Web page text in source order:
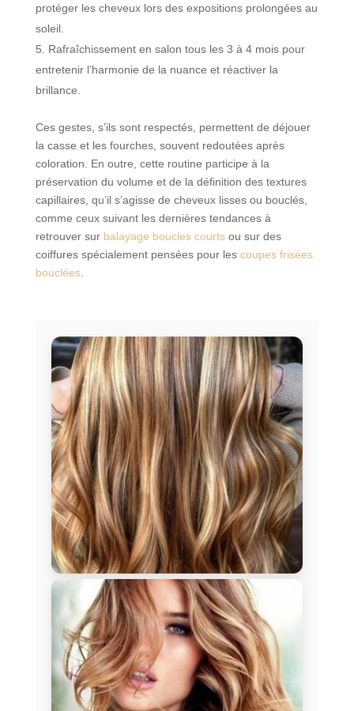
protéger les cheveux lors des expositions prolongées au
soleil.
Rafraîchissement en salon tous les 3 à 4 mois pour
entretenir l’harmonie de la nuance et réactiver la
brillance.
Ces gestes, s’ils sont respectés, permettent de déjouer
la casse et les fourches, souvent redoutées après
coloration. En outre, cette routine participe à la
préservation du volume et de la définition des textures
capillaires, qu’il s’agisse de cheveux lisses ou bouclés,
comme ceux suivant les dernières tendances à
retrouver sur balayage boucles courtsou sur des
coiffures spécialement pensées pour les coupes frisées
bouclées.